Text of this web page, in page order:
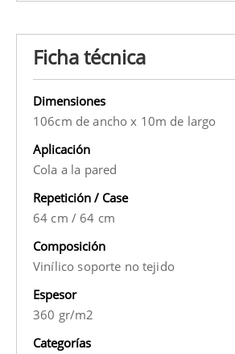
Ficha técnica
Dimensiones
106cm de ancho x 10m de largo
Aplicación
Cola a la pared
Repetición / Case
64 cm / 64 cm
Composición
Vinílico soporte no tejido
Espesor
360 gr/m2
Categorías